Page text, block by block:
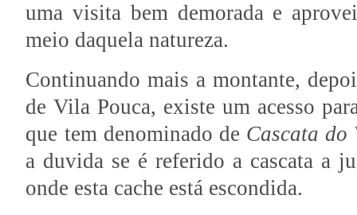
uma visita bem demorada e
meio daquela natureza.
Continuando mais a montante,
de Vila Pouca, existe um acesso
que tem denominado de Cascata do
a duvida se é referido a cascata a
onde esta cache está escondida.